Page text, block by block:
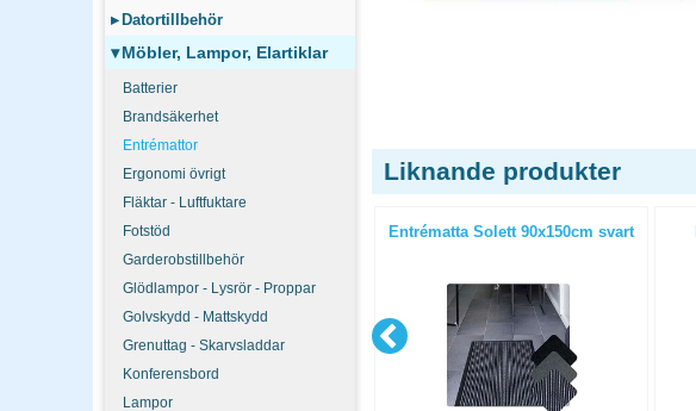
▸ Datortillbehör
▾Möbler, Lampor, Elartiklar
Batterier
Brandsäkerhet
Entrémattor
Ergonomi övrigt
Fläktar - Luftfuktare
Fotstöd
Garderobstillbehör
Glödlampor - Lysrör - Proppar
Golvskydd - Mattskydd
Grenuttag - Skarvsladdar
Konferensbord
Lampor
Liknande produkter
Matta Premier ECO 85x150cm grå Entrématta Solett 90x150cm svart